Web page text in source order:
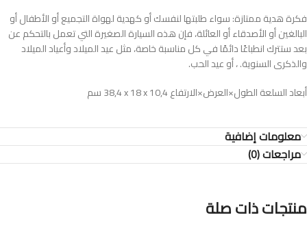
فكرة هدية ممتازة: سواء طلبتها لنفسك أو كهدية لهواة التجميع أو الأطفال أو
البالغين أو الأصدقاء أو العائلة، فإن هذه السيارة الصغيرة التي تعمل بالتحكم عن
بعد ستترك انطباعًا دائمًا في كل مناسبة خاصة، مثل عيد الميلاد وأعياد الميلاد
والذكرى السنوية. ، أو عيد الحب.
أبعاد السلعة الطول×العرض×الارتفاع ‎38,4 x 18 x 10,4 سم
معلومات إضافية
مراجعات (0)
منتجات ذات صلة